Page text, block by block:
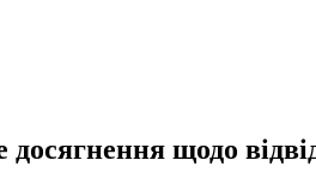
щодо